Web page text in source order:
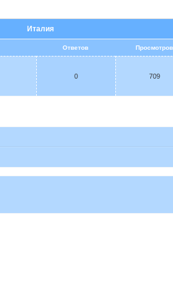
Италия
Ответов Просмотров
0
709